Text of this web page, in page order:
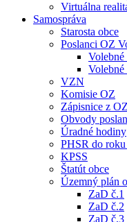
Virtuálna
Samospráva
Starosta obce
Poslanci OZ
VZN
Komisie OZ
Zápisnice z OZ
Obvody
Úradné hodiny
PHSR do
KPSS
Štatút obce
Územný plán
ZaD č.1
ZaD č.2
ZaD č.3